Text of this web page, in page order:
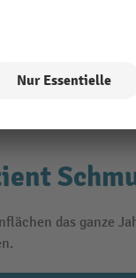
das ganze